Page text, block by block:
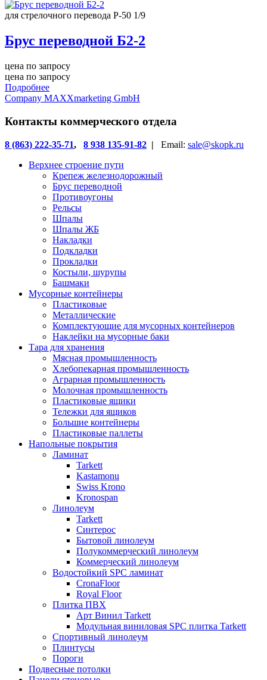
для стрелочного перевода Р-50 1/9
Брус переводной Б2-2
цена по запросу
цена по запросу
Подробнее
Company MAXXmarketing GmbH
Контакты коммерческого отдела
8 (863) 222-35-71, 8 938 135-91-82 | Email: sale@skopk.ru
Верхнее строение пути
Крепеж железнодорожный
Брус переводной
Противоугоны
Рельсы
Шпалы
Шпалы ЖБ
Накладки
Подкладки
Прокладки
Костыли, шурупы
Башмаки
Мусорные контейнеры
Пластиковые
Металлические
Комплектующие для мусорных контейнеров
Наклейки на мусорные баки
Тара для хранения
Мясная промышленность
Хлебопекарная промышленность
Аграрная промышленность
Молочная промышленность
Пластиковые ящики
Тележки для ящиков
Большие контейнеры
Пластиковые паллеты
Напольные покрытия
Ламинат
Tarkett
Kastamonu
Swiss Krono
Kronospan
Линолеум
Tarkett
Синтерос
Бытовой линолеум
Полукоммерческий линолеум
Коммерческий линолеум
Водостойкий SPC ламинат
CronaFloor
Royal Floor
Плитка ПВХ
Арт Винил Tarkett
Модульная виниловая SPC плитка Tarkett
Спортивный линолеум
Плинтусы
Пороги
Подвесные потолки